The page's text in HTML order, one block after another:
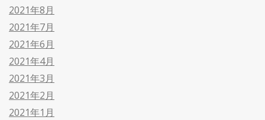
2021年8月
2021年7月
2021年6月
2021年4月
2021年3月
2021年2月
2021年1月